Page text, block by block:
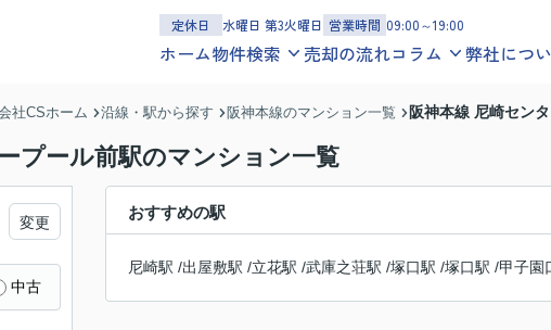
定休日 水曜日 第3火曜日 営業時間 09:00～19:00
ホーム物件検索
沿線 エリア地図学区
マンションを探す
沿線エリア地図学区
土地を探す
沿線エリア地図学区
売却の流れコラム 弊社につ
社CSホーム 沿線・駅から探す 阪神本線のマンション一覧 阪神本線 尼崎セン
プール前駅のマンション一覧
おすすめの駅
尼崎駅 /出屋敷駅 /立花駅 /武庫之荘駅 /塚口駅 /塚口駅 /甲子園
変更
中古